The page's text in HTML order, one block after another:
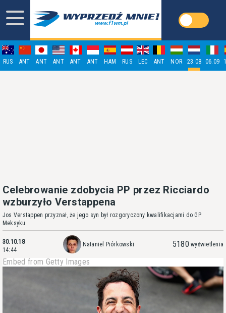
RUS ANT ANT ANT ANT ANT HAM RUS LEC ANT NOR 23.08 06.09
Celebrowanie zdobycia PP przez Ricciardo
wzburzyło Verstappena
Jos Verstappen przyznał, że jego syn był rozgoryczony kwalifikacjami do GP
Meksyku
30.10.18
14:44
Nataniel Piórkowski 5180 wyświetlenia
Embed from Getty Images